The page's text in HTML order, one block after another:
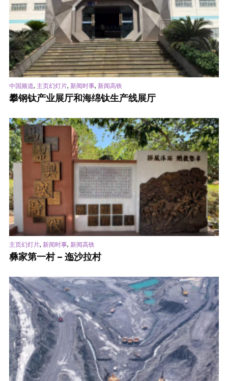
中国频道, 主页幻灯片, 新闻时事, 新闻高铁
攀钢钛产业展厅和海绵钛生产线展厅
主页幻灯片, 新闻时事, 新闻高铁
彝家第一村 – 迤沙拉村